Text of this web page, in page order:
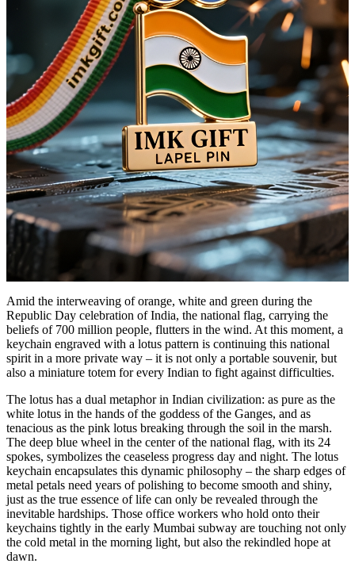
Amid the interweaving of orange, white and green during the
Republic Day celebration of India, the national flag, carrying the
beliefs of 700 million people, flutters in the wind. At this moment, a
keychain engraved with a lotus pattern is continuing this national
spirit in a more private way – it is not only a portable souvenir, but
also a miniature totem for every Indian to fight against difficulties.
The lotus has a dual metaphor in Indian civilization: as pure as the
white lotus in the hands of the goddess of the Ganges, and as
tenacious as the pink lotus breaking through the soil in the marsh.
The deep blue wheel in the center of the national flag, with its 24
spokes, symbolizes the ceaseless progress day and night. The lotus
keychain encapsulates this dynamic philosophy – the sharp edges of
metal petals need years of polishing to become smooth and shiny,
just as the true essence of life can only be revealed through the
inevitable hardships. Those office workers who hold onto their
keychains tightly in the early Mumbai subway are touching not only
the cold metal in the morning light, but also the rekindled hope at
dawn.